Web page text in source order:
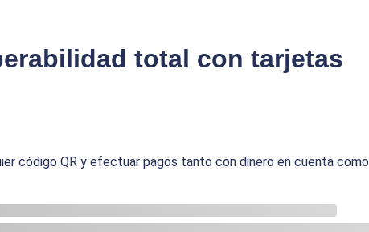
total con tarjetas
código QR y efectuar pagos tanto con dinero en cuenta como